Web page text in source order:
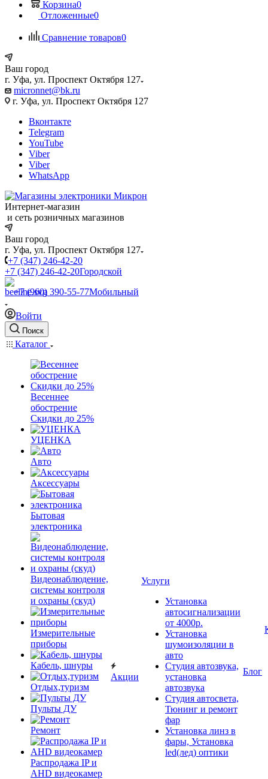
Корзина0
Отложенные0
Сравнение товаров0
Ваш город
г. Уфа, ул. Проспект Октября 127
micronnet@bk.ru
г. Уфа, ул. Проспект Октября 127
Вконтакте
Telegram
YouTube
Viber
Viber
WhatsApp
Интернет-магазин
и сеть розничных магазинов
Ваш город
г. Уфа, ул. Проспект Октября 127
+7 (347) 246-42-20
+7 (347) 246-42-20Городской
+7 (960) 390-55-77Мобильный
Войти
Поиск
Каталог
Весеннее
обострение
Скидки до 25%
УЦЕНКА
Авто
Аксессуары
Бытовая
электроника
Видеонаблюдение,
системы контроля
и охраны (скуд)
Измерительные
приборы
Кабель, шнуры
Отдых,туризм
Пульты ДУ
Ремонт
Распродажа IP и
AHD видеокамер
Акции
Услуги
Установка
автосигнализации
от 4000р.
Установка
шумоизоляции в
авто
Студия автозвука,
установка
автозвука
Студия автосвета,
Тюнинг и ремонт
фар
Установка линз в
фары, Установка
led(лед) оптики
Блог